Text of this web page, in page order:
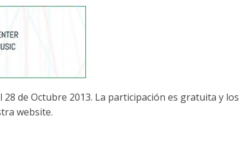
de Octubre 2013. La participación es gratuita y los
website.